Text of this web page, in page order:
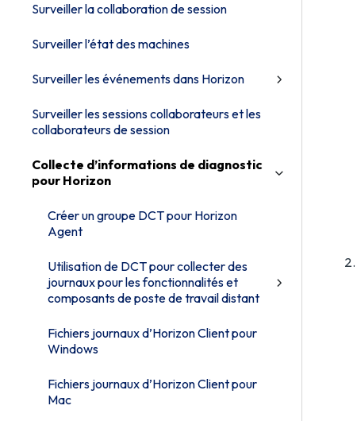
Surveiller la collaboration de session
Surveiller l’état des machines
Surveiller les événements dans Horizon
Surveiller les sessions collaborateurs et les
collaborateurs de session
Collecte d’informations de diagnostic
pour Horizon
Créer un groupe DCT pour Horizon
Agent
Utilisation de DCT pour collecter des
journaux pour les fonctionnalités et
composants de poste de travail distant
Fichiers journaux d’Horizon Client pour
Windows
Fichiers journaux d’Horizon Client pour
Mac